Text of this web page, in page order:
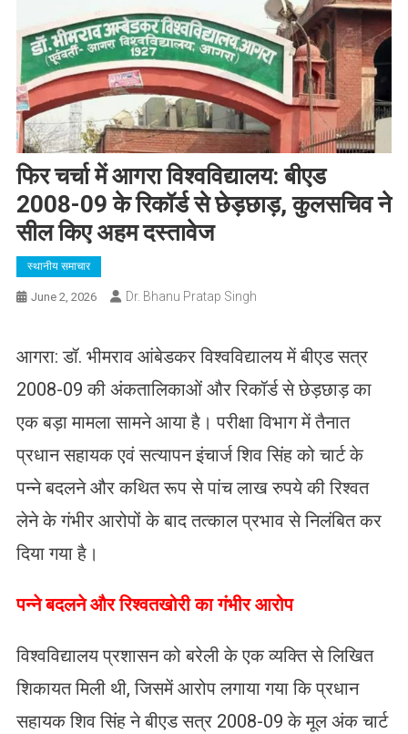
​फिर चर्चा में आगरा विश्वविद्यालय: बीएड
2008-09 के रिकॉर्ड से छेड़छाड़, कुलसचिव ने
सील किए अहम दस्तावेज
स्थानीय समाचार
June 2, 2026 Dr. Bhanu Pratap Singh
आगरा: डॉ. भीमराव आंबेडकर विश्वविद्यालय में बीएड सत्र
2008-09 की अंकतालिकाओं और रिकॉर्ड से छेड़छाड़ का
एक बड़ा मामला सामने आया है। परीक्षा विभाग में तैनात
प्रधान सहायक एवं सत्यापन इंचार्ज शिव सिंह को चार्ट के
पन्ने बदलने और कथित रूप से पांच लाख रुपये की रिश्वत
लेने के गंभीर आरोपों के बाद तत्काल प्रभाव से निलंबित कर
दिया गया है।
​पन्ने बदलने और रिश्वतखोरी का गंभीर आरोप
विश्वविद्यालय प्रशासन को बरेली के एक व्यक्ति से लिखित
शिकायत मिली थी, जिसमें आरोप लगाया गया कि प्रधान
सहायक शिव सिंह ने बीएड सत्र 2008-09 के मूल अंक चार्ट